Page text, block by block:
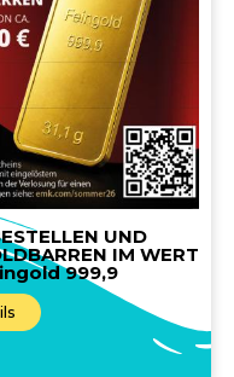
UND
IM WERT
999,9